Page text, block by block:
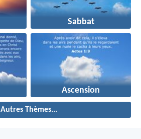
Sabbat
Ascension
Autres Thèmes...